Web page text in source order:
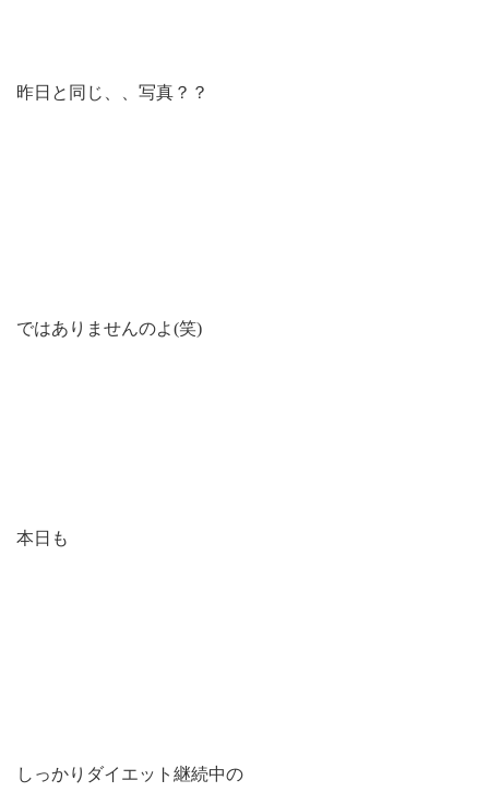
昨日と同じ、、写真？？
ではありませんのよ(笑)
本日も
しっかりダイエット継続中の